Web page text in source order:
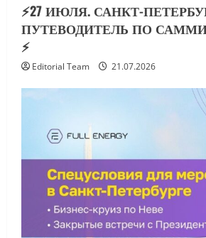
⚡️27 ИЮЛЯ. САНКТ-
ПУТЕВОДИТЕЛЬ ПО САММИТУ
⚡️
Editorial Team 21.07.2026